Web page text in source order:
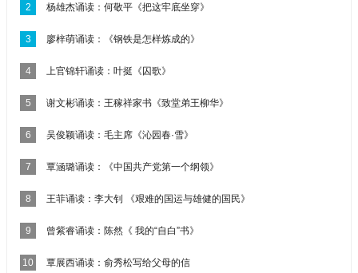
2 杨雄杰诵读：何敬平《把这牢底坐穿》
3 廖梓萌诵读：《钢铁是怎样炼成的》
4 上官锦轩诵读：叶挺《囚歌》
5 谢文彬诵读：王稼祥家书《致堂弟王柳华》
6 吴俊颖诵读：毛主席《沁园春·雪》
7 覃涵璐诵读：《中国共产党第一个纲领》
8 王菲诵读：李大钊 《艰难的国运与雄健的国民》
9 曾紫睿诵读：陈然《 我的“自白”书》
10 覃展西诵读：俞秀松写给父母的信